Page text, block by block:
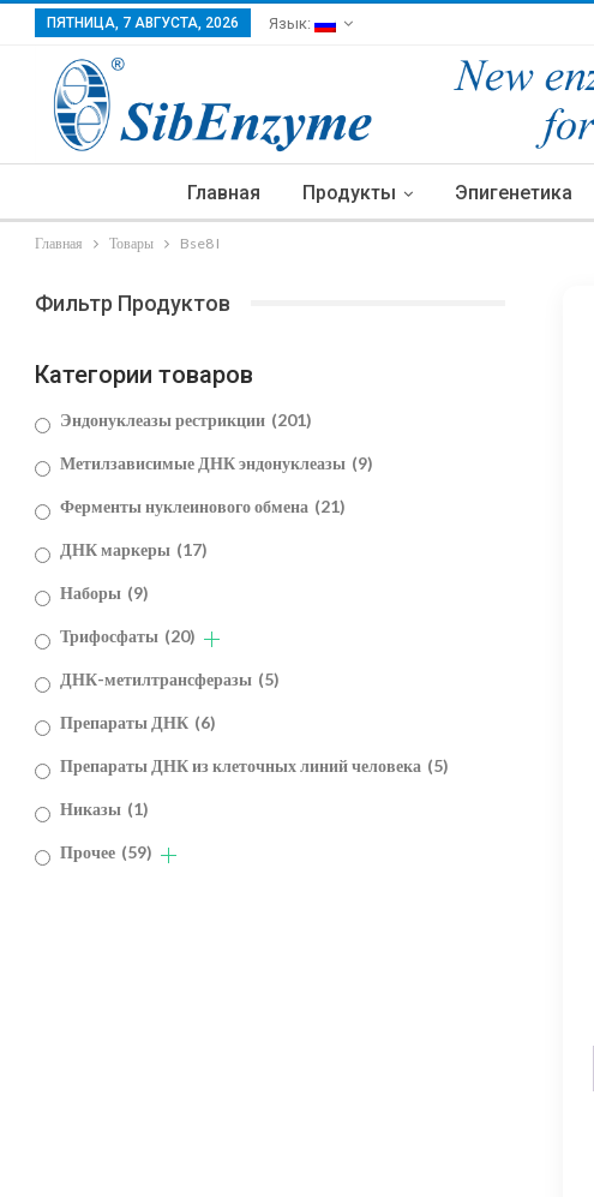
ПЯТНИЦА, 7 АВГУСТА, 2026 Язык:
Главная Продукты Эпигенетика
Главная Товары Bse8 I
Фильтр Продуктов
Категории товаров
Эндонуклеазы рестрикции (201)
Метилзависимые ДНК эндонуклеазы (9)
Ферменты нуклеинового обмена (21)
ДНК маркеры (17)
Наборы (9)
Трифосфаты (20)
ДНК-метилтрансферазы (5)
Препараты ДНК (6)
Препараты ДНК из клеточных линий человека (5)
Никазы (1)
Прочее (59)